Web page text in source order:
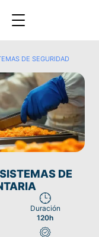
DE SEGURIDAD
DE
Duración
120h